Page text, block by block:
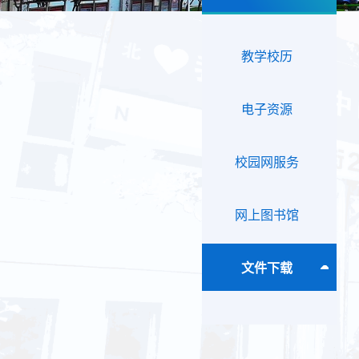
教学校历
电子资源
校园网服务
网上图书馆
文件下载